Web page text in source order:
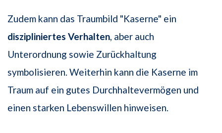
Zudem kann das Traumbild "Kaserne" ein
diszipliniertes Verhalten , aber auch
Unterordnung sowie Zurückhaltung
symbolisieren. Weiterhin kann die Kaserne im
Traum auf ein gutes Durchhaltevermögen und
einen starken Lebenswillen hinweisen.